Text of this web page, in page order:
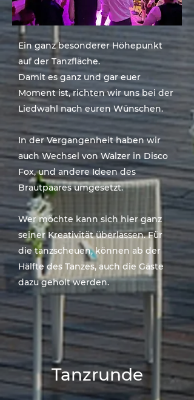
Ein ganz besonderer Höhepunkt
auf der Tanzfläche.
Damit es ganz und gar euer
Moment ist, richten wir uns bei der
Liedwahl nach euren Wünschen.
In der Vergangenheit haben wir
auch Wechsel von Walzer in Disco
Fox, und andere Ideen des
Brautpaares umgesetzt.
Wer möchte kann sich hier ganz
seiner Kreativität überlassen. Für
die tanzscheuen, können ab der
Hälfte des Tanzes, auch die Gäste
dazu geholt werden.
Tanzrunde